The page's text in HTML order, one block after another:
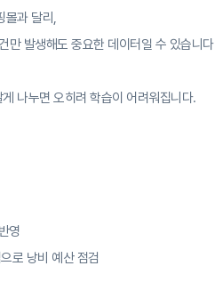
몰과 달리,
만 발생해도 중요한 데이터일 수 있습니
나누면 오히려 학습이 어려워집니다.
영
로 낭비 예산 점검